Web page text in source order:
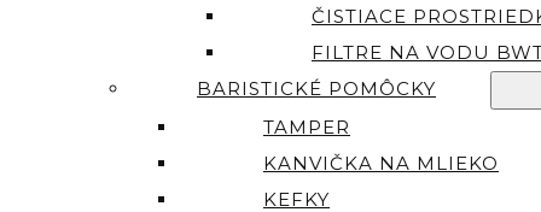
ČISTIACE
FILTRE NA VODU
BARISTICKÉ POMÔCKY
TAMPER
KANVIČKA NA MLIEKO
KEFKY